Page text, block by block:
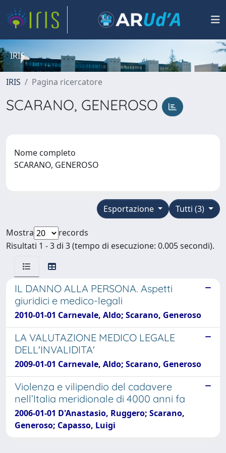
IRIS
IRIS Pagina ricercatore
SCARANO, GENEROSO
Nome completo
SCARANO, GENEROSO
Tutti (3)
Esportazione
Mostra
records
Risultati 1 - 3 di 3 (tempo di esecuzione: 0.005 secondi).
IL DANNO ALLA PERSONA. Aspetti
giuridici e medico-legali
2010-01-01 Carnevale, Aldo; Scarano, Generoso
LA VALUTAZIONE MEDICO LEGALE
DELL'INVALIDITA'
2009-01-01 Carnevale, Aldo; Scarano, Generoso
Violenza e vilipendio del cadavere
nell’Italia meridionale di 4000 anni fa
2006-01-01 D'Anastasio, Ruggero; Scarano,
Generoso; Capasso, Luigi